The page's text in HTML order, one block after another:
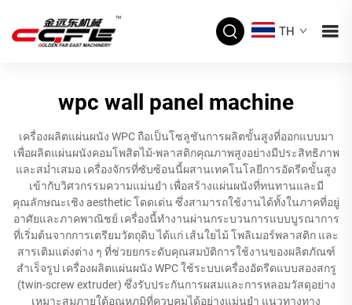
TH
wpc wall panel machine
เครื่องผลิตแผ่นผนัง WPC ถือเป็นโซลูชันการผลิตขั้นสูงที่ออกแบบมา
เพื่อผลิตแผ่นผนังคอมโพสิตไม้-พลาสติกคุณภาพสูงอย่างมีประสิทธิภาพ
และสม่ำเสมอ เครื่องจักรที่ซับซ้อนนี้ผสานเทคโนโลยีการอัดรีดขั้นสูง
เข้ากับวิศวกรรมความแม่นยำ เพื่อสร้างแผ่นผนังที่ทนทานและมี
คุณลักษณะเชิง aesthetic โดดเด่น ซึ่งสามารถใช้งานได้ทั้งในภาคที่อยู่
อาศัยและภาคพาณิชย์ เครื่องนี้ทำงานผ่านกระบวนการแบบบูรณาการ
ที่เริ่มต้นจากการเตรียมวัตถุดิบ ได้แก่ เส้นใยไม้ โพลิเมอร์พลาสติก และ
สารเติมแต่งต่าง ๆ ที่ช่วยยกระดับคุณสมบัติการใช้งานของผลิตภัณฑ์
สำเร็จรูป เครื่องผลิตแผ่นผนัง WPC ใช้ระบบเครื่องอัดรีดแบบสองสกรู
(twin-screw extruder) ซึ่งรับประกันการผสมและการหลอมวัสดุอย่าง
เหมาะสมภายใต้อุณหภูมิที่ควบคุมได้อย่างแม่นยำ แนวทางทาง